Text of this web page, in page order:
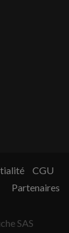
SAS
CGU
Partenaires